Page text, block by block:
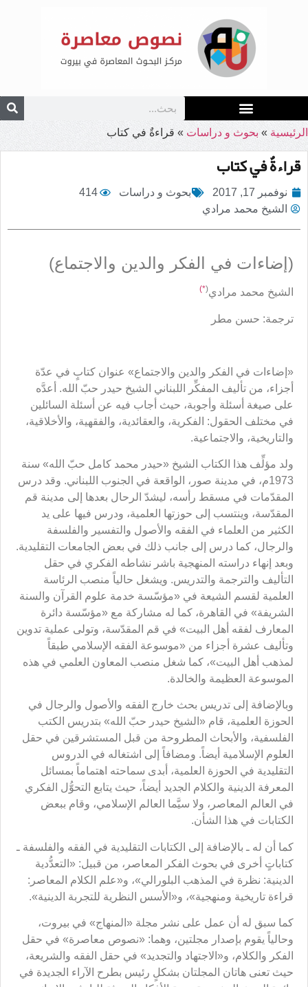
الرئيسية » بحوث و دراسات » قراءةٌ في كتاب
قراءةٌ في كتاب
نوفمبر 17, 2017 بحوث و دراسات
414
الشيخ محمد مرادي
(إضاءات في الفكر والدين والاجتماع)
الشيخ محمد مرادي(
*)
ترجمة: حسن مطر
«إضاءات في الفكر والدين والاجتماع» عنوان كتابٍ في عدّة
أجزاء، من تأليف المفكِّر اللبناني الشيخ حيدر حبّ الله. أعدَّه
على صيغة أسئلة وأجوبة، حيث أجاب فيه عن أسئلة السائلين
في مختلف الحقول: الفكرية، والعقائدية، والفقهية، والأخلاقية،
والتاريخية، والاجتماعية.
ولد مؤلِّف هذا الكتاب الشيخ «حيدر محمد كامل حبّ الله» سنة
1973م، في مدينة صور، الواقعة في الجنوب اللبناني. وقد درس
المقدّمات في مسقط رأسه، ليشدّ الرحال بعدها إلى مدينة قم
المقدّسة، وينتسب إلى حوزتها العلمية، ودرس فيها على يد
الكثير من العلماء في الفقه والأصول والتفسير والفلسفة
والرجال، كما درس إلى جانب ذلك في بعض الجامعات التقليدية.
وبعد إنهاء دراسته المنهجية باشر نشاطه الفكري في حقل
التأليف والترجمة والتدريس. ويشغل حالياً منصب الرئاسة
العلمية لقسم الشيعة في «مؤسّسة خدمة علوم القرآن والسنة
الشريفة» في القاهرة، كما له مشاركة مع «مؤسّسة دائرة
المعارف لفقه أهل البيت» في قم المقدّسة، وتولى عملية تدوين
وتأليف عشرة أجزاء من «موسوعة الفقه الإسلامي طبقاً
لمذهب أهل البيت»، كما شغل منصب المعاون العلمي في هذه
الموسوعة العظيمة والخالدة.
وبالإضافة إلى تدريس بحث خارج الفقه والأصول والرجال في
الحوزة العلمية، قام «الشيخ حيدر حبّ الله» بتدريس الكتب
الفلسفية، والأبحاث المطروحة من قبل المستشرقين في حقل
العلوم الإسلامية أيضاً. ومضافاً إلى اشتغاله في الدروس
التقليدية في الحوزة العلمية، أبدى سماحته اهتماماً بمسائل
المعرفة الدينية والكلام الجديد أيضاً، حيث يتابع التحوُّل الفكري
في العالم المعاصر، ولا سيَّما العالم الإسلامي، وقام ببعض
الكتابات في هذا الشأن.
كما أن له ـ بالإضافة إلى الكتابات التقليدية في الفقه والفلسفة ـ
كتاباتٍ أخرى في بحوث الفكر المعاصر، من قبيل: «التعدُّدية
الدينية: نظرة في المذهب البلورالي»، و«علم الكلام المعاصر:
قراءة تاريخية ومنهجية»، و«الأسس النظرية للتجربة الدينية».
كما سبق له أن عمل على نشر مجلة «المنهاج» في بيروت،
وحالياً يقوم بإصدار مجلتين، وهما: «نصوص معاصرة» في حقل
الفكر والكلام، و«الاجتهاد والتجديد» في حقل الفقه والشريعة،
حيث تعنى هاتان المجلتان بشكلٍ رئيس بطرح الآراء الجديدة في